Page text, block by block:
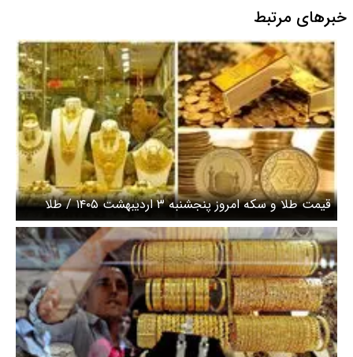
خبرهای مرتبط
قیمت طلا و سکه امروز پنجشنبه ۳ اردیبهشت ۱۴۰۵ / طلا
افزایشی شد، سکه بالا رفت + جدول